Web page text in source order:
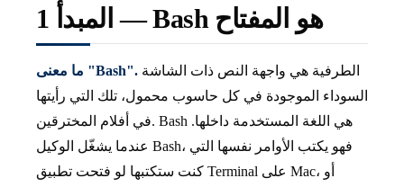
المبدأ 1 — Bash هو المفتاح
ما معنى "Bash".
السوداء الموجودة في كل حاسوب محمول، تلك التي رأيتها
في أفلام المخترقين. Bash هي اللغة المستخدمة داخلها.
عندما يشغّل الوكيل Bash، فهو يكتب الأوامر نفسها التي
كنت ستكتبها لو فتحت تطبيق Terminal على Mac، أو